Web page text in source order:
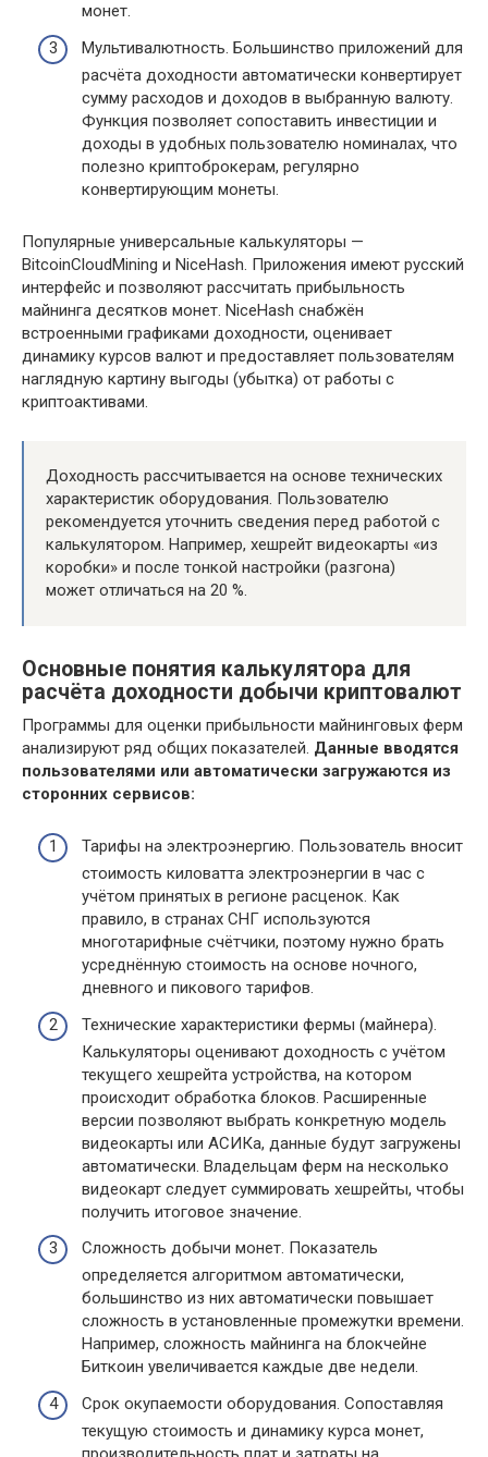
монет.
Мультивалютность. Большинство приложений для
расчёта доходности автоматически конвертирует
сумму расходов и доходов в выбранную валюту.
Функция позволяет сопоставить инвестиции и
доходы в удобных пользователю номиналах, что
полезно криптоброкерам, регулярно
конвертирующим монеты.
Популярные универсальные калькуляторы —
BitcoinCloudMining и NiceHash. Приложения имеют русский
интерфейс и позволяют рассчитать прибыльность
майнинга десятков монет. NiceHash снабжён
встроенными графиками доходности, оценивает
динамику курсов валют и предоставляет пользователям
наглядную картину выгоды (убытка) от работы с
криптоактивами.
Доходность рассчитывается на основе технических
характеристик оборудования. Пользователю
рекомендуется уточнить сведения перед работой с
калькулятором. Например, хешрейт видеокарты «из
коробки» и после тонкой настройки (разгона)
может отличаться на 20 %.
Основные понятия калькулятора для
расчёта доходности добычи криптовалют
Программы для оценки прибыльности майнинговых ферм
анализируют ряд общих показателей. Данные вводятся
пользователями или автоматически загружаются из
сторонних сервисов:
Тарифы на электроэнергию. Пользователь вносит
стоимость киловатта электроэнергии в час с
учётом принятых в регионе расценок. Как
правило, в странах СНГ используются
многотарифные счётчики, поэтому нужно брать
усреднённую стоимость на основе ночного,
дневного и пикового тарифов.
Технические характеристики фермы (майнера).
Калькуляторы оценивают доходность с учётом
текущего хешрейта устройства, на котором
происходит обработка блоков. Расширенные
версии позволяют выбрать конкретную модель
видеокарты или АСИКа, данные будут загружены
автоматически. Владельцам ферм на несколько
видеокарт следует суммировать хешрейты, чтобы
получить итоговое значение.
Сложность добычи монет. Показатель
определяется алгоритмом автоматически,
большинство из них автоматически повышает
сложность в установленные промежутки времени.
Например, сложность майнинга на блокчейне
Биткоин увеличивается каждые две недели.
Срок окупаемости оборудования. Сопоставляя
текущую стоимость и динамику курса монет,